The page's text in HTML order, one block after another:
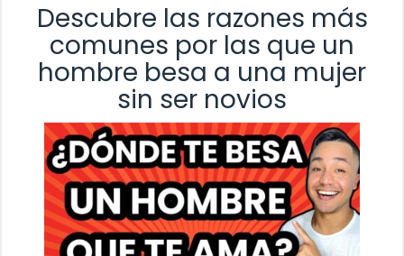
Descubre las razones más
comunes por las que un
hombre besa a una mujer
sin ser novios